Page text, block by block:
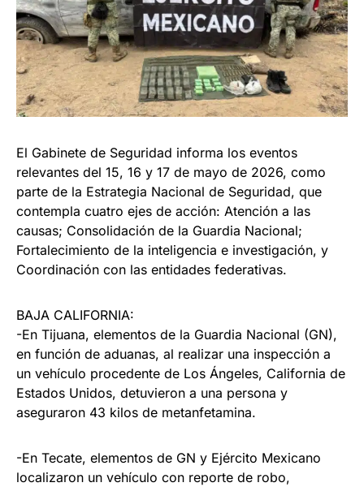
El Gabinete de Seguridad informa los eventos
relevantes del 15, 16 y 17 de mayo de 2026, como
parte de la Estrategia Nacional de Seguridad, que
contempla cuatro ejes de acción: Atención a las
causas; Consolidación de la Guardia Nacional;
Fortalecimiento de la inteligencia e investigación, y
Coordinación con las entidades federativas.
BAJA CALIFORNIA:
-En Tijuana, elementos de la Guardia Nacional (GN),
en función de aduanas, al realizar una inspección a
un vehículo procedente de Los Ángeles, California de
Estados Unidos, detuvieron a una persona y
aseguraron 43 kilos de metanfetamina.
-En Tecate, elementos de GN y Ejército Mexicano
localizaron un vehículo con reporte de robo,